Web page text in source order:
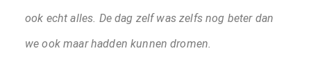
ook echt alles. De dag zelf was zelfs nog beter dan
we ook maar hadden kunnen dromen.